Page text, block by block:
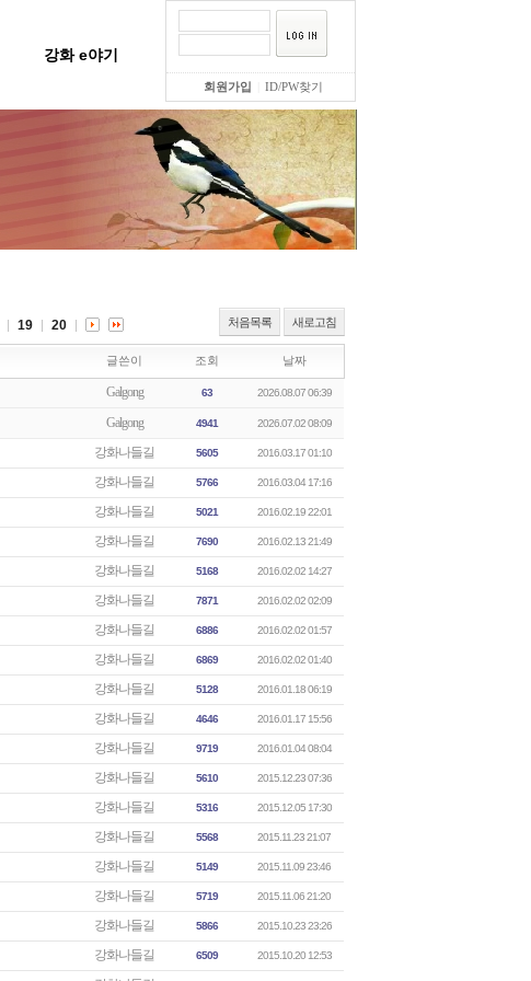
강화 e야기
회원가입 ID/PW찾기
처음목록 새로고침
19 20
글쓴이 조회 날짜
Galgong 63 2026.08.07 06:39
Galgong 4941 2026.07.02 08:09
강화나들길 5605 2016.03.17 01:10
강화나들길 5766 2016.03.04 17:16
강화나들길 5021 2016.02.19 22:01
강화나들길 7690 2016.02.13 21:49
강화나들길 5168 2016.02.02 14:27
강화나들길 7871 2016.02.02 02:09
강화나들길 6886 2016.02.02 01:57
강화나들길 6869 2016.02.02 01:40
강화나들길 5128 2016.01.18 06:19
강화나들길 4646 2016.01.17 15:56
강화나들길 9719 2016.01.04 08:04
강화나들길 5610 2015.12.23 07:36
강화나들길 5316 2015.12.05 17:30
강화나들길 5568 2015.11.23 21:07
강화나들길 5149 2015.11.09 23:46
강화나들길 5719 2015.11.06 21:20
강화나들길 5866 2015.10.23 23:26
강화나들길 6509 2015.10.20 12:53